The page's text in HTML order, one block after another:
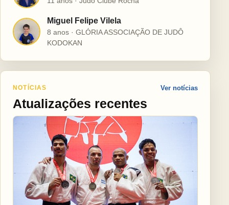
M
Miguel Felipe Vilela
8 anos · GLÓRIA ASSOCIAÇÃO DE JUDÔ
KODOKAN
NOTÍCIAS
Atualizações recentes
Ver notícias